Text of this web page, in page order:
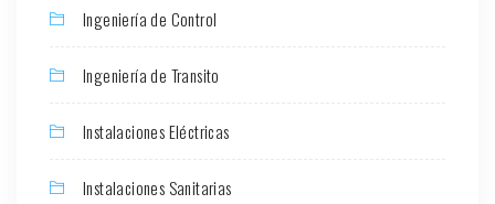
Ingeniería de Control
Ingeniería de Transito
Instalaciones Eléctricas
Instalaciones Sanitarias